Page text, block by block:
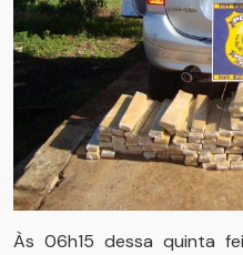
Às 06h15 dessa quinta